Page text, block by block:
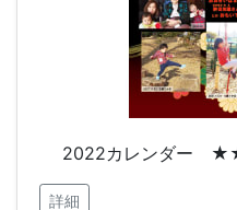
2022カレンダー
詳細